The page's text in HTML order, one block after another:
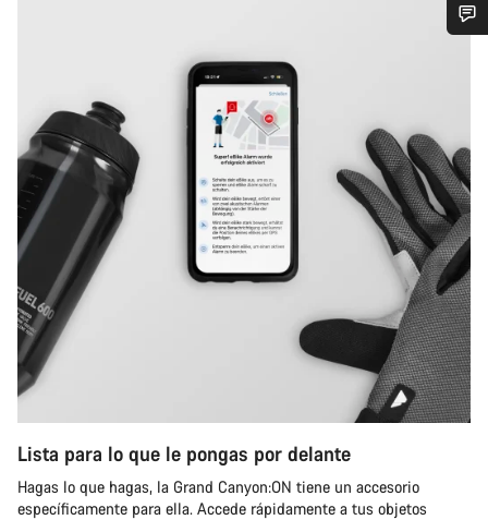
Lista para lo que le pongas por delante
Hagas lo que hagas, la Grand Canyon:ON tiene un accesorio
específicamente para ella. Accede rápidamente a tus objetos
¿Necesitas ayuda?
Nuestros expertos estarán encantados de responder a tus
preguntas.
Abrir chat
Cerrar